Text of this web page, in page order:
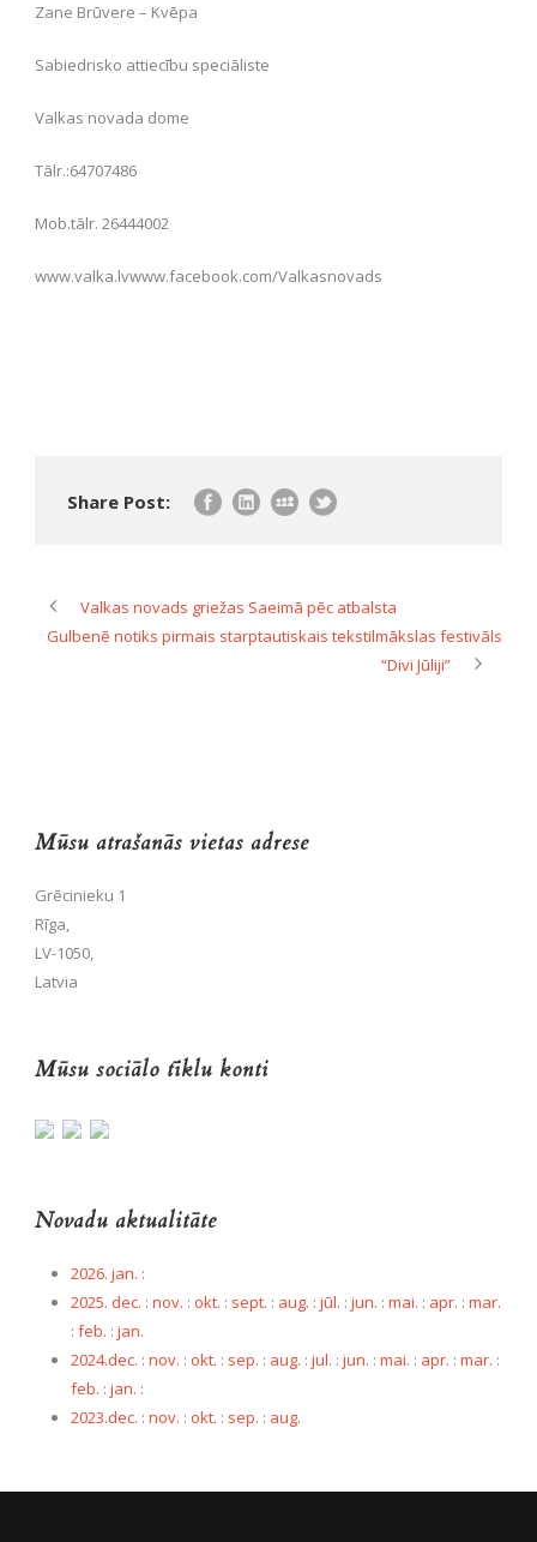
Zane Brūvere – Kvēpa
Sabiedrisko attiecību speciāliste
Valkas novada dome
Tālr.:64707486
Mob.tālr. 26444002
www.valka.lvwww.facebook.com/Valkasnovads
Share Post:
Valkas novads griežas Saeimā pēc atbalsta
Gulbenē notiks pirmais starptautiskais tekstilmākslas festivāls
“Divi Jūliji”
Mūsu atrašanās vietas adrese
Grēcinieku 1
Rīga,
LV-1050,
Latvia
Mūsu sociālo tīklu konti
Novadu aktualitāte
2026. jan. :
2025. dec. : nov. : okt. : sept. : aug. : jūl. : jun. : mai. : apr. : mar.
: feb. : jan.
2024.dec. : nov. : okt. : sep. : aug. : jul. : jun. : mai. : apr. : mar. :
feb. : jan. :
2023.dec. : nov. : okt. : sep. : aug.